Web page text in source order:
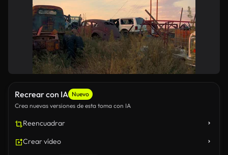
Recrear con IA Nuevo
Crea nuevas versiones de esta toma con IA
Reencuadrar
Crear vídeo